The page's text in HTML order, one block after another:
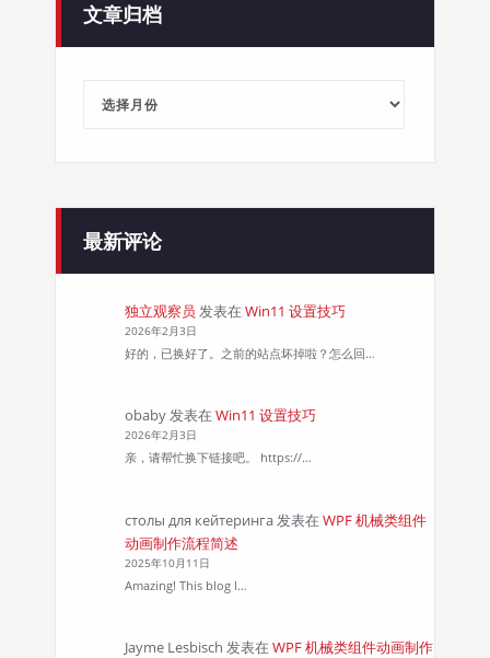
文章归档
最新评论
独立观察员 发表在 Win11 设置技巧
2026年2月3日
好的，已换好了。之前的站点坏掉啦？怎么回…
obaby发表在 Win11 设置技巧
2026年2月3日
亲，请帮忙换下链接吧。 https://…
столы для кейтеринга发表在 WPF 机械类组件
动画制作流程简述
2025年10月11日
Amazing! This blog l…
Jayme Lesbisch 发表在 WPF 机械类组件动画制作